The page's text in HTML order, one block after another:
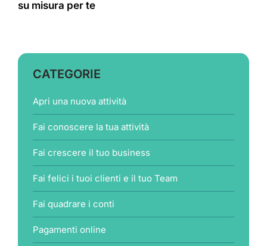
su misura per te
CATEGORIE
Apri una nuova attività
Fai conoscere la tua attività
Fai crescere il tuo business
Fai felici i tuoi clienti e il tuo Team
Fai quadrare i conti
Pagamenti online